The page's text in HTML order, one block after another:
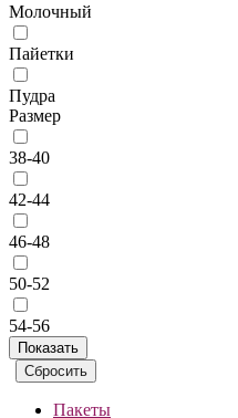
Молочный
Пайетки
Пудра
Размер
38-40
42-44
46-48
50-52
54-56
Пакеты